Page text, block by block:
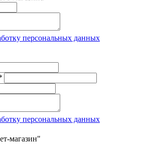
персональных данных
персональных данных
магазин"